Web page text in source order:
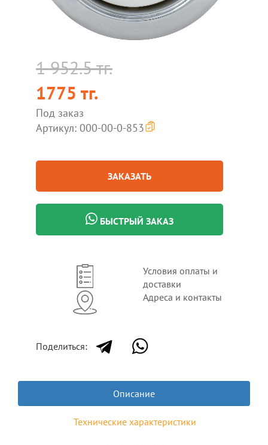
1 952.5 тг.
1775 тг.
Под заказ
Артикул: 000-00-0-853
ЗАКАЗАТЬ
БЫСТРЫЙ ЗАКАЗ
Условия оплаты и
доставки
Адреса и контакты
Поделиться:
Описание
Технические характеристики